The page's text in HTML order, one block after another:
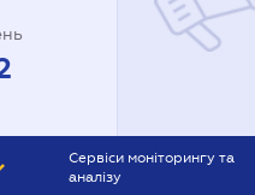
Сервіси моніторингу та
аналізу